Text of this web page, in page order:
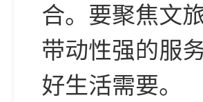
合。要聚焦文
带动性强的服
好生活需要。